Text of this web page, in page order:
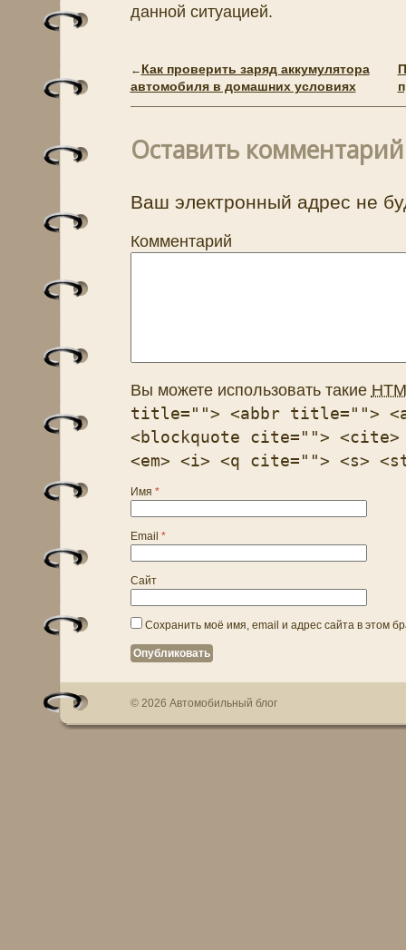
данной ситуацией.
← Как проверить заряд аккумулятора
автомобиля в домашних условиях
Оставить комментарий
Ваш электронный адрес не
Комментарий
Вы можете использовать такие
title=""> <abbr title="">
<blockquote cite=""> <cite>
<em> <i> <q cite=""> <s>
Имя *
Email *
Сайт
Сохранить моё имя, email и адрес сайта в этом
© 2026 Автомобильный блог